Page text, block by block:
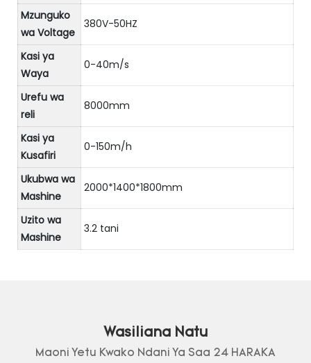
Mzunguko
wa Voltage
380V-50HZ
Kasi ya
Waya
0-40m/s
Urefu wa
reli
8000mm
Kasi ya
Kusafiri
0-150m/h
Ukubwa wa
Mashine
2000*1400*1800mm
Uzito wa
Mashine
3.2 tani
Wasiliana Natu
Maoni Yetu Kwako Ndani Ya Saa 24 HARAKA